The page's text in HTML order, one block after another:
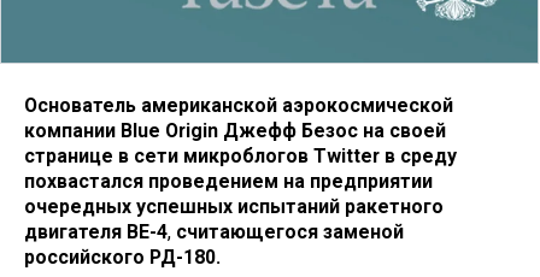
Основатель американской аэрокосмической
компании Blue Origin Джефф Безос на своей
странице в сети микроблогов Twitter в среду
похвастался проведением на предприятии
очередных успешных испытаний ракетного
двигателя BE-4, считающегося заменой
российского РД-180.